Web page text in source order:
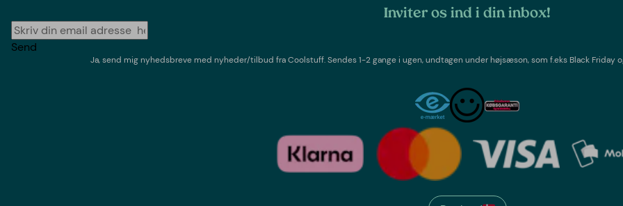
Inviter os ind i din inbox!
Send
Ja, send mig nyhedsbreve med nyheder/tilbud fraCoolstuff. Sendes 1-2 gange i ugen,undtagen under højsæson, som f.eks Black Friday